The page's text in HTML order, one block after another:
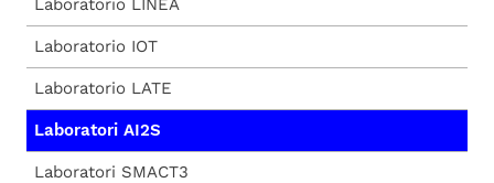
Laboratorio LINEA
Laboratorio IOT
Laboratorio LATE
Laboratori AI2S
Laboratori SMACT3